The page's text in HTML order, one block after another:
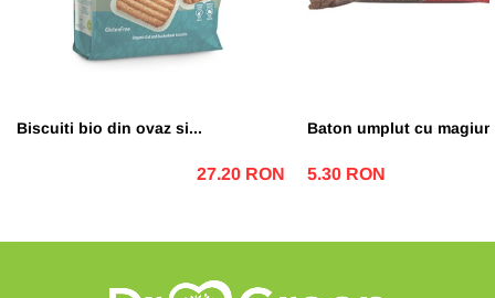
Biscuiti bio din ovaz si...
27.20 RON
Baton umplut cu
5.30 RON